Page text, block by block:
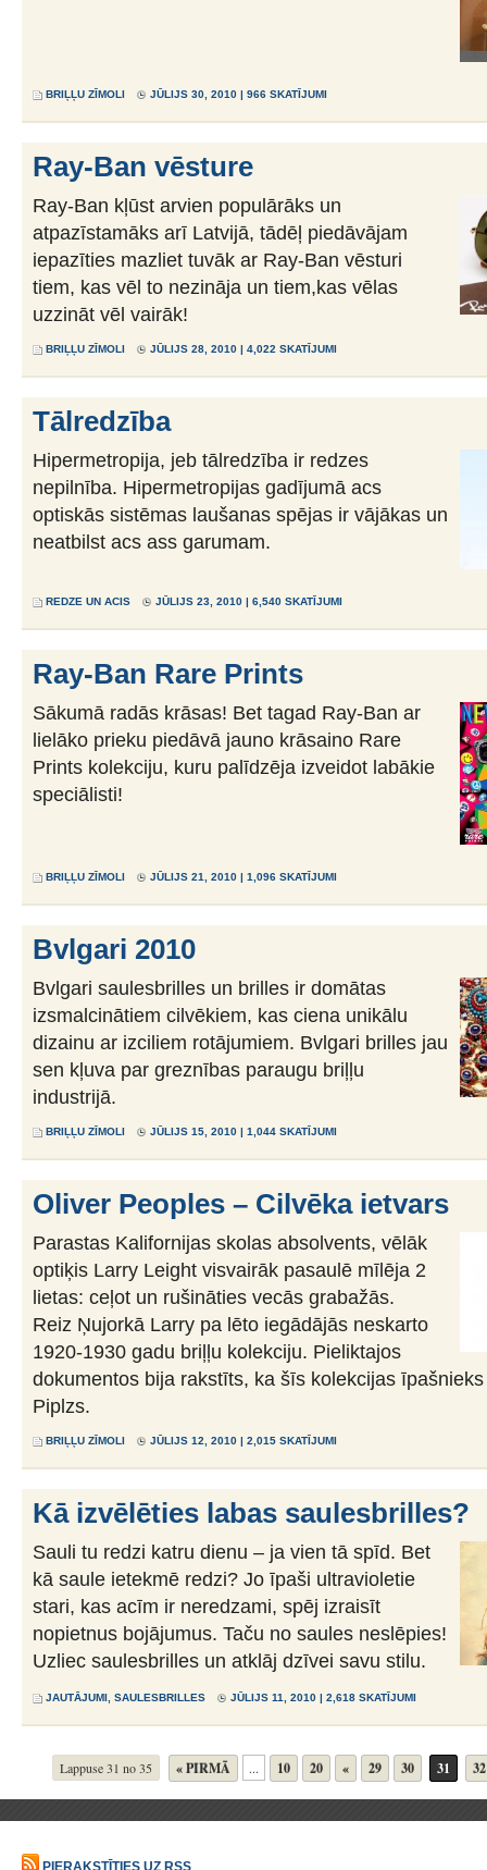
BRIĻĻU ZĪMOLI JŪLIJS 30, 2010 | 966 SKATĪJUMI
Ray-Ban vēsture
Ray-Ban kļūst arvien populārāks un
atpazīstamāks arī Latvijā, tādēļ piedāvājam
iepazīties mazliet tuvāk ar Ray-Ban vēsturi
tiem, kas vēl to nezināja un tiem,kas vēlas
uzzināt vēl vairāk!
BRIĻĻU ZĪMOLI JŪLIJS 28, 2010 | 4,022 SKATĪJUMI
Tālredzība
Hipermetropija, jeb tālredzība ir redzes
nepilnība. Hipermetropijas gadījumā acs
optiskās sistēmas laušanas spējas ir vājākas un
neatbilst acs ass garumam.
REDZE UN ACIS JŪLIJS 23, 2010 | 6,540 SKATĪJUMI
Ray-Ban Rare Prints
Sākumā radās krāsas! Bet tagad Ray-Ban ar
lielāko prieku piedāvā jauno krāsaino Rare
Prints kolekciju, kuru palīdzēja izveidot labākie
speciālisti!
BRIĻĻU ZĪMOLI JŪLIJS 21, 2010 | 1,096 SKATĪJUMI
Bvlgari 2010
Bvlgari saulesbrilles un brilles ir domātas
izsmalcinātiem cilvēkiem, kas ciena unikālu
dizainu ar izciliem rotājumiem. Bvlgari brilles jau
sen kļuva par greznības paraugu briļļu
industrijā.
BRIĻĻU ZĪMOLI JŪLIJS 15, 2010 | 1,044 SKATĪJUMI
Oliver Peoples – Cilvēka ietvars
Parastas Kalifornijas skolas absolvents, vēlāk
optiķis Larry Leight visvairāk pasaulē mīlēja 2
lietas: ceļot un rušināties vecās grabažās.
Reiz Ņujorkā Larry pa lēto iegādājās neskarto
1920-1930 gadu briļļu kolekciju. Pieliktajos
dokumentos bija rakstīts, ka šīs kolekcijas
Piplzs.
BRIĻĻU ZĪMOLI JŪLIJS 12, 2010 | 2,015 SKATĪJUMI
Kā izvēlēties labas saulesbrilles?
Sauli tu redzi katru dienu – ja vien tā spīd. Bet
kā saule ietekmē redzi? Jo īpaši ultravioletie
stari, kas acīm ir neredzami, spēj izraisīt
nopietnus bojājumus. Taču no saules neslēpies!
Uzliec saulesbrilles un atklāj dzīvei savu stilu.
JAUTĀJUMI SAULESBRILLES JŪLIJS 11, 2010 | 2,618 SKATĪJUMI
Lappuse 31 no 35 « PIRMĀ ... 10 20 « 29 30 31 32
PIERAKSTĪTIES UZ RSS